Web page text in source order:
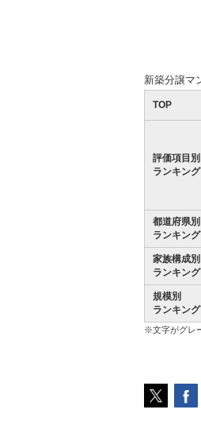
新築分譲マ
TOP
評価項目別
ランキング
都道府県別
ランキング
家族構成別
ランキング
規模別
ランキング
※文字がグレ